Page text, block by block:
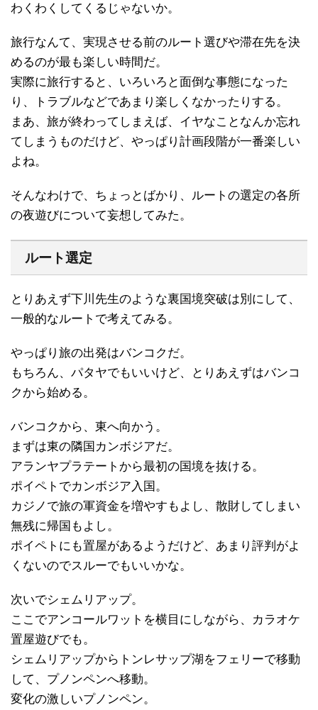
わくわくしてくるじゃないか。
旅行なんて、実現させる前のルート選びや滞在先を決
めるのが最も楽しい時間だ。
実際に旅行すると、いろいろと面倒な事態になった
り、トラブルなどであまり楽しくなかったりする。
まあ、旅が終わってしまえば、イヤなことなんか忘れ
てしまうものだけど、やっぱり計画段階が一番楽しい
よね。
そんなわけで、ちょっとばかり、ルートの選定の各所
の夜遊びについて妄想してみた。
ルート選定
とりあえず下川先生のような裏国境突破は別にして、
一般的なルートで考えてみる。
やっぱり旅の出発はバンコクだ。
もちろん、パタヤでもいいけど、とりあえずはバンコ
クから始める。
バンコクから、東へ向かう。
まずは東の隣国カンボジアだ。
アランヤプラテートから最初の国境を抜ける。
ポイペトでカンボジア入国。
カジノで旅の軍資金を増やすもよし、散財してしまい
無残に帰国もよし。
ポイペトにも置屋があるようだけど、あまり評判がよ
くないのでスルーでもいいかな。
次いでシェムリアップ。
ここでアンコールワットを横目にしながら、カラオケ
置屋遊びでも。
シェムリアップからトンレサップ湖をフェリーで移動
して、プノンペンへ移動。
変化の激しいプノンペン。